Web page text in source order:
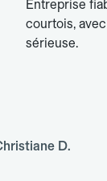
Entreprise
courtois,
sérieuse.
D.